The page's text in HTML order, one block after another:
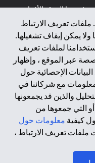
تعريف الارتباط
يمكن إيقاف تشغيلها.
لملفات تعريف
عبر الموقع ، وإظهار
الإحصائية حول
مع شركائنا في
والذين قد يجمعونها
التي جمعوها من
كيفية معلومات حول
ملفات تعريف الارتباط ،
في هذا الموقع للأفراد
الاقتصادية الأوروبية أو
أو سان مارينو أو
أو خصوصية البيانات
البيانات الشخصية
الموجود في هذه
عرض أو دعوة أو دعوة
هنا لمثل هؤلاء
*GDPR – اللائحة العامة لحماية البيانات؛ * LGPD – Lei Geral de
Proteção de Dados Pessoais ; *NZPA – قانون الخصوصية